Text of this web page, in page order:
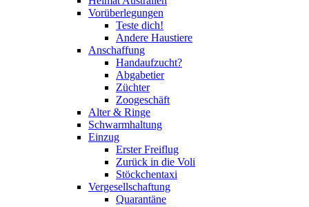
Vorüberlegungen
Teste dich!
Andere Haustiere
Anschaffung
Handaufzucht?
Abgabetier
Züchter
Zoogeschäft
Alter & Ringe
Schwarmhaltung
Einzug
Erster Freiflug
Zurück in die Voli
Stöckchentaxi
Vergesellschaftung
Quarantäne